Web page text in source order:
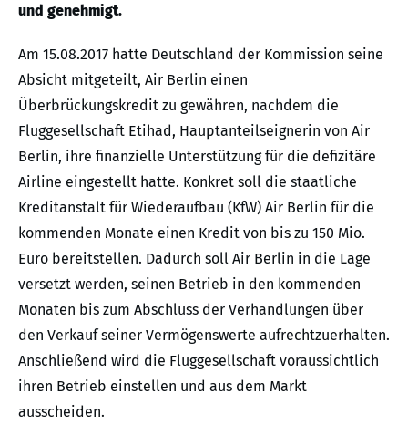
und genehmigt.
Am 15.08.2017 hatte Deutschland der Kommission seine
Absicht mitgeteilt, Air Berlin einen
Überbrückungskredit zu gewähren, nachdem die
Fluggesellschaft Etihad, Hauptanteilseignerin von Air
Berlin, ihre finanzielle Unterstützung für die defizitäre
Airline eingestellt hatte. Konkret soll die staatliche
Kreditanstalt für Wiederaufbau (KfW) Air Berlin für die
kommenden Monate einen Kredit von bis zu 150 Mio.
Euro bereitstellen. Dadurch soll Air Berlin in die Lage
versetzt werden, seinen Betrieb in den kommenden
Monaten bis zum Abschluss der Verhandlungen über
den Verkauf seiner Vermögenswerte aufrechtzuerhalten.
Anschließend wird die Fluggesellschaft voraussichtlich
ihren Betrieb einstellen und aus dem Markt
ausscheiden.